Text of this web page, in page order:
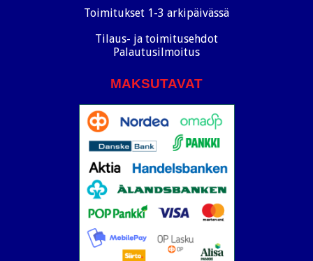
Toimitukset 1-3 arkipäivässä
Tilaus- ja toimitusehdot
Palautusilmoitus
MAKSUTAVAT